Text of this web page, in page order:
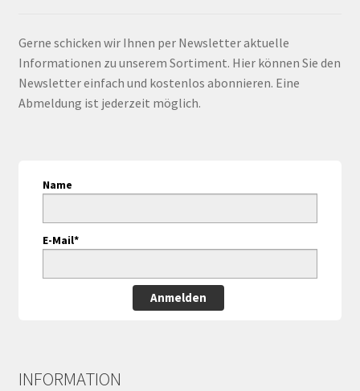
Gerne schicken wir Ihnen per Newsletter aktuelle
Informationen zu unserem Sortiment. Hier können Sie den
Newsletter einfach und kostenlos abonnieren. Eine
Abmeldung ist jederzeit möglich.
Name
E-Mail*
Anmelden
INFORMATION